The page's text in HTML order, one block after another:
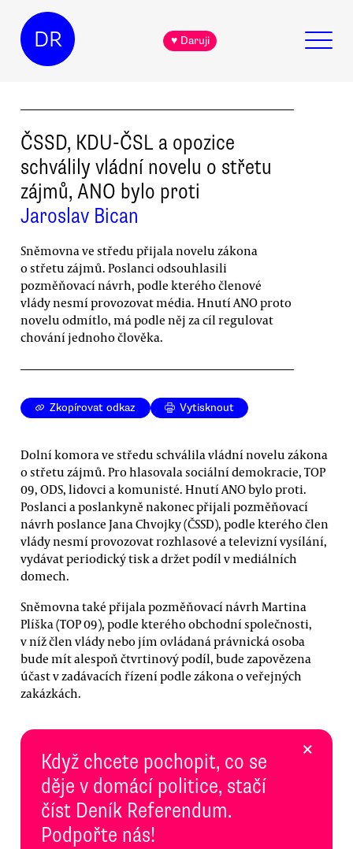
DR ♥ Daruji
ČSSD, KDU-ČSL a opozice
schválily vládní novelu o střetu
zájmů, ANO bylo proti
Jaroslav Bican
Sněmovna ve středu přijala novelu zákona
o střetu zájmů. Poslanci odsouhlasili
pozměňovací návrh, podle kterého členové
vlády nesmí provozovat média. Hnutí ANO proto
novelu odmítlo, má podle něj za cíl regulovat
chování jednoho člověka.
Zkopírovat odkaz Vytisknout
Dolní komora ve středu schválila vládní novelu zákona
o střetu zájmů. Pro hlasovala sociální demokracie, TOP
09, ODS, lidovci a komunisté. Hnutí ANO bylo proti.
Poslanci a poslankyně nakonec přijali pozměňovací
návrh poslance Jana Chvojky (ČSSD), podle kterého člen
vlády nesmí provozovat rozhlasové a televizní vysílání,
vydávat periodický tisk a držet podíl v mediálních
domech.
Sněmovna také přijala pozměňovací návrh Martina
Plíška (TOP 09), podle kterého obchodní společnosti,
v níž člen vlády nebo jím ovládaná právnická osoba
bude mít alespoň čtvrtinový podíl, bude zapovězena
účast v zadávacích řízení podle zákona o veřejných
zakázkách.
Když chcete pochopit, co se
děje v domácí politice, stačí
číst Deník Referendum.
Podpořte nás!
×